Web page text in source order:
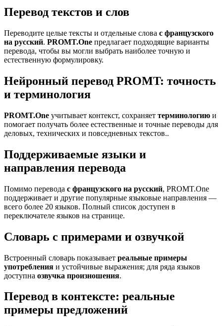
Перевод текстов и слов
Переводите целые тексты и отдельные слова с французского
на русский. PROMT.One предлагает подходящие варианты
перевода, чтобы вы могли выбрать наиболее точную и
естественную формулировку.
Нейронный перевод PROMT: точность
и терминология
PROMT.One учитывает контекст, сохраняет терминологию и
помогает получать более естественные и точные переводы для
деловых, технических и повседневных текстов..
Поддерживаемые языки и
направления перевода
Помимо перевода с французского на русский, PROMT.One
поддерживает и другие популярные языковые направления —
всего более 20 языков. Полный список доступен в
переключателе языков на странице.
Словарь с примерами и озвучкой
Встроенный словарь показывает реальные примеры
употребления и устойчивые выражения; для ряда языков
доступна озвучка произношения.
Перевод в контексте: реальные
примеры предложений